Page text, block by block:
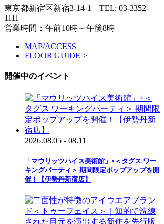
東京都新宿区新宿3-14-1 TEL: 03-3352-
1111
営業時間：午前10時～午後8時
MAP/ACCESS
FLOOR GUIDE >
開催中のイベント
2026.08.05 - 08.11
「マウリッツハイス美術館」×＜タグス ワー
キングパーティ＞ 期間限定ポップアップを開
催！【伊勢丹新宿店】